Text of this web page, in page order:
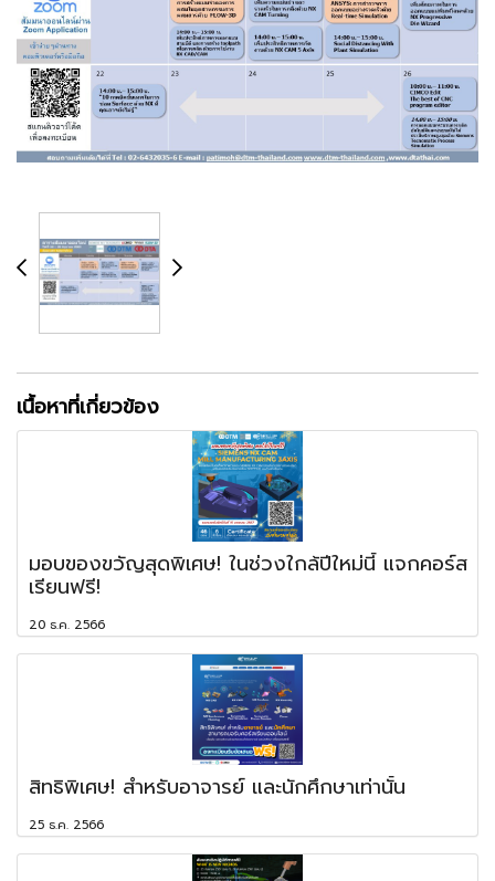
เนื้อหาที่เกี่ยวข้อง
มอบของขวัญสุดพิเศษ! ในช่วงใกล้ปีใหม่นี้ แจกคอร์ส
เรียนฟรี!
20 ธ.ค. 2566
สิทธิพิเศษ! สำหรับอาจารย์ และนักศึกษาเท่านั้น
25 ธ.ค. 2566